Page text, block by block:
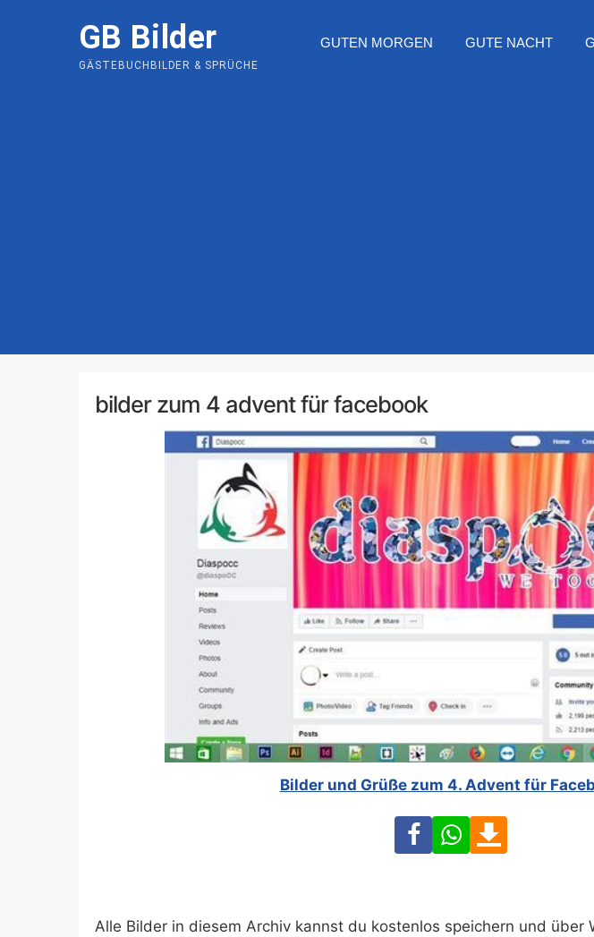
GB Bilder
GÄSTEBUCHBILDER & SPRÜCHE
GUTEN MORGEN GUTE NACHT
bilder zum 4 advent für facebook
Bilder und Grüße zum 4. Advent für
FacebookWhatsApp
Alle Bilder in diesem Archiv kannst du kostenlos speichern und über